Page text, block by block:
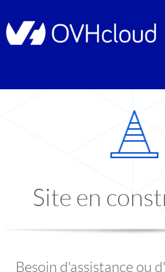
Site en
Besoin d'assistance ou